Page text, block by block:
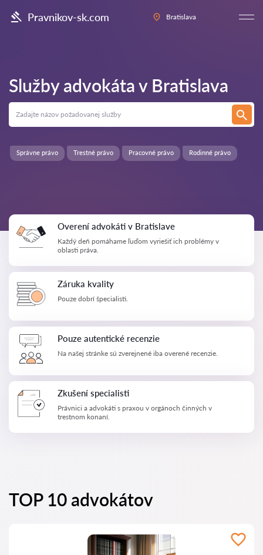
Pravnikov-sk.com Bratislava
Služby advokáta v Bratislava
Rodinné právo
Správne právo Trestné právo Pracovné právo
Overení advokáti v Bratislave
Každý deň pomáhame ľuďom vyriešiť ich problémy v
oblasti práva.
Záruka kvality
Pouze dobrí špecialisti.
Pouze autentické recenzie
Na našej stránke sú zverejnené iba overené recenzie.
Zkušení specialisti
Právnici a advokáti s praxou v orgánoch činných v
trestnom konaní.
TOP 10 advokátov